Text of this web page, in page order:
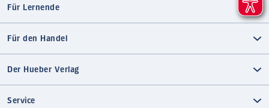
Für Lernende
Für den Handel
Der Hueber Verlag
Service